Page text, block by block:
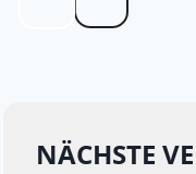
NÄCHSTE